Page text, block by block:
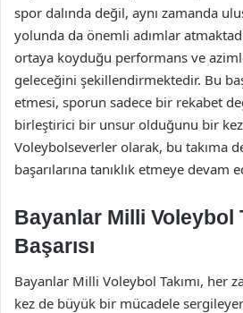
spor dalında değil, aynı zamanda
yolunda da önemli adımlar
ortaya koyduğu performans ve
geleceğini şekillendirmektedir. Bu
etmesi, sporun sadece bir rekabet
birleştirici bir unsur olduğunu bir kez
Voleybolseverler olarak, bu takıma
başarılarına tanıklık etmeye devam
Bayanlar Milli Voleybol
Başarısı
Bayanlar Milli Voleybol Takımı, her
kez de büyük bir mücadele